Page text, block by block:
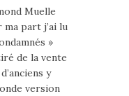
Muelle
part j’ai lu
»
de la vente
y
version